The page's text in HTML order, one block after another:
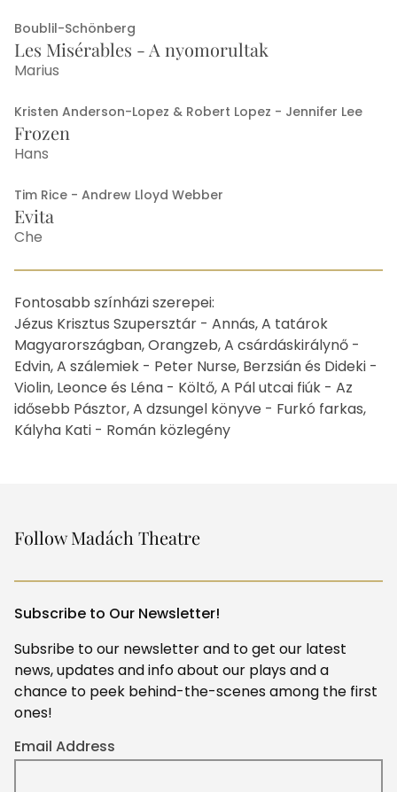
Boublil-Schönberg
Les Misérables - A nyomorultak
Marius
Kristen Anderson-Lopez & Robert Lopez - Jennifer Lee
Frozen
Hans
Tim Rice - Andrew Lloyd Webber
Evita
Che
Other
Fontosabb színházi szerepei:
Jézus Krisztus Szupersztár - Annás, A tatárok
Magyarországban, Orangzeb, A csárdáskirálynő -
Edvin, A szálemiek - Peter Nurse, Berzsián és Dideki -
Violin, Leonce és Léna - Költő, A Pál utcai fiúk - Az
idősebb Pásztor, A dzsungel könyve - Furkó farkas,
Kályha Kati - Román közlegény
Follow Madách Theatre
Subscribe to Our Newsletter!
Subsribe to our newsletter and to get our latest
news, updates and info about our plays and a
chance to peek behind-the-scenes among the first
ones!
Email Address